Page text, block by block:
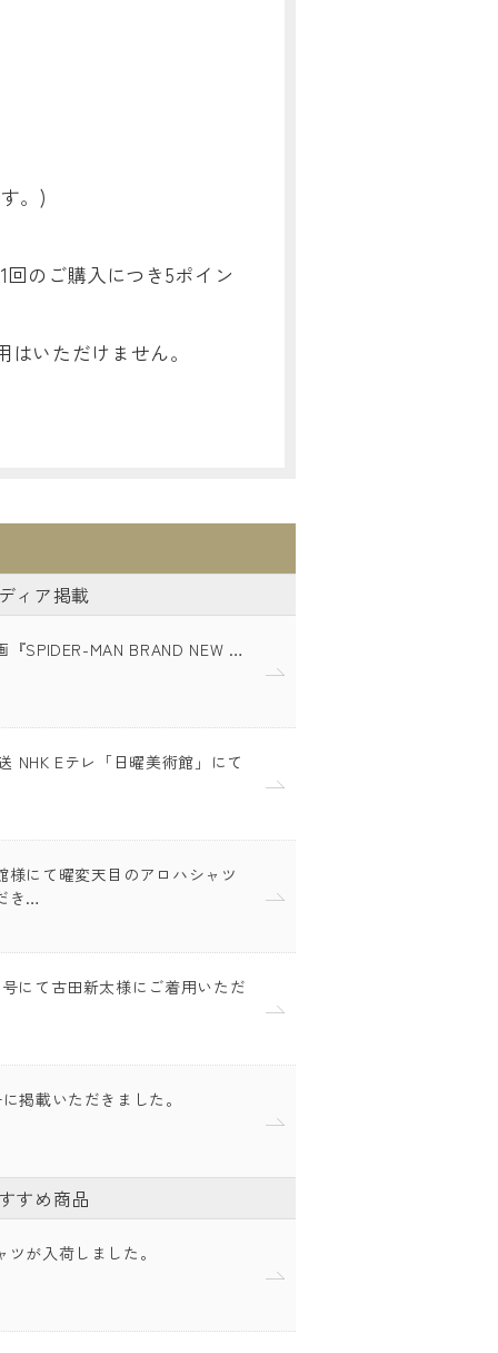
。)
のご購入につき5ポイン
いただけません。
ィア掲載
『SPIDER-MAN BRAND NEW …
NHK Eテレ「日曜美術館」にて
様にて曜変天目のアロハシャツ
き…
号にて古田新太様にご着用いただ
掲載いただきました。
すめ商品
ツが入荷しました。